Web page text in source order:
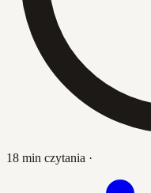
18 min czytania ·